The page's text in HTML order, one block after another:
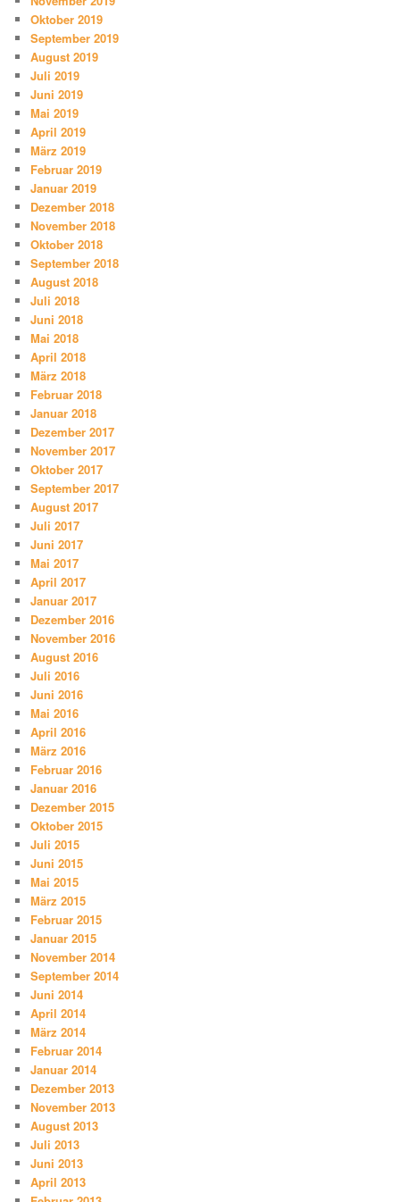
Oktober 2019
September 2019
August 2019
Juli 2019
Juni 2019
Mai 2019
April 2019
März 2019
Februar 2019
Januar 2019
Dezember 2018
November 2018
Oktober 2018
September 2018
August 2018
Juli 2018
Juni 2018
Mai 2018
April 2018
März 2018
Februar 2018
Januar 2018
Dezember 2017
November 2017
Oktober 2017
September 2017
August 2017
Juli 2017
Juni 2017
Mai 2017
April 2017
Januar 2017
Dezember 2016
November 2016
August 2016
Juli 2016
Juni 2016
Mai 2016
April 2016
März 2016
Februar 2016
Januar 2016
Dezember 2015
Oktober 2015
Juli 2015
Juni 2015
Mai 2015
März 2015
Februar 2015
Januar 2015
November 2014
September 2014
Juni 2014
April 2014
März 2014
Februar 2014
Januar 2014
Dezember 2013
November 2013
August 2013
Juli 2013
Juni 2013
April 2013